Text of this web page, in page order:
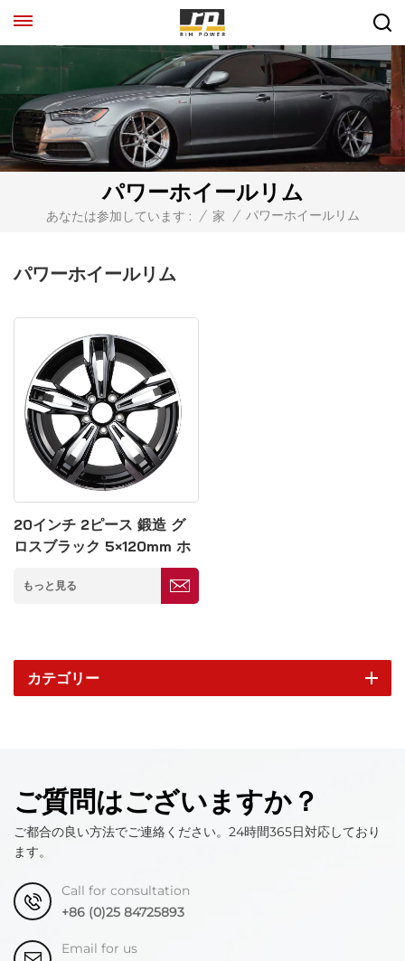
パワーホイールリム
あなたは参加しています : / 家 / パワーホイールリム
パワーホイールリム
20インチ 2ピース 鍛造 グ
ロスブラック 5×120mm ホ
もっと見る
カテゴリー
ご質問はございますか？
ご都合の良い方法でご連絡ください。24時間365日対応しており
ます。
Call for consultation
+86 (0)25 84725893
Email for us